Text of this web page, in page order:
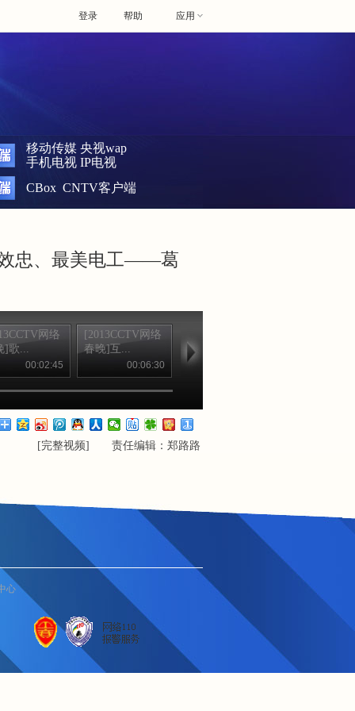
帮助 应用
登录
移动传媒 央视wap
手机电视 IP电视
CBox CNTV客户端
忠、最美电工——葛
网络
]歌...
00:02:45
[2013CCTV网络
春晚]互...
00:06:30
春晚]歌...
[完整视频] 责任编辑：郑路路
心